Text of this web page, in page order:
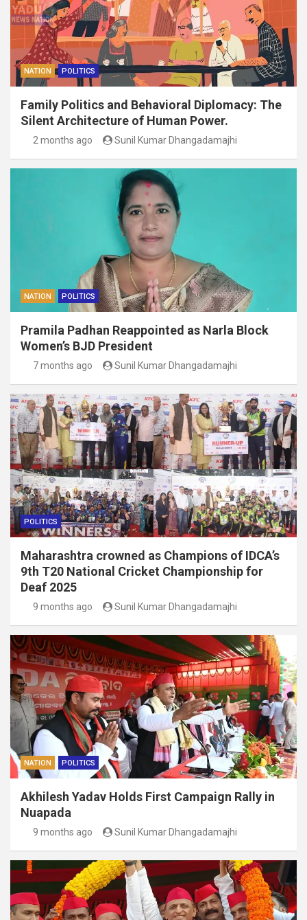
NATION POLITICS
Family Politics and Behavioral Diplomacy: The
Silent Architecture of Human Power.
2 months ago Sunil Kumar Dhangadamajhi
NATION POLITICS
Pramila Padhan Reappointed as Narla Block
Women’s BJD President
7 months ago Sunil Kumar Dhangadamajhi
POLITICS
Maharashtra crowned as Champions of IDCA’s
9th T20 National Cricket Championship for
Deaf 2025
9 months ago Sunil Kumar Dhangadamajhi
NATION POLITICS
Akhilesh Yadav Holds First Campaign Rally in
Nuapada
9 months ago Sunil Kumar Dhangadamajhi